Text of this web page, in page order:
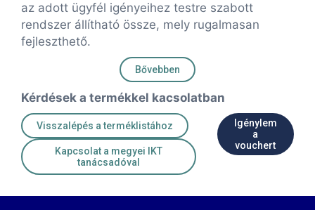
az adott ügyfél igényeihez testre szabott
rendszer állítható össze, mely rugalmasan
fejleszthető.
Bővebben
Kérdések a termékkel kacsolatban
Visszalépés a terméklistához
Kapcsolat a megyei IKT
tanácsadóval
Igénylem
a
vouchert